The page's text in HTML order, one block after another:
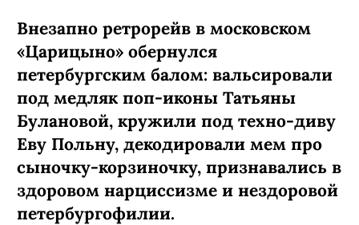
Внезапно ретрорейв в московском
«Царицыно» обернулся
петербургским балом: вальсировали
под медляк поп-иконы Татьяны
Булановой, кружили под техно-диву
Еву Польну, декодировали мем про
сыночку-­корзиночку, признавались в
здоровом нарциссизме и нездоровой
петербургофилии.